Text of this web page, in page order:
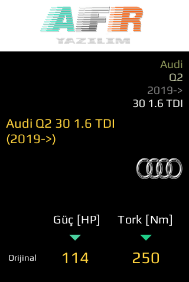
Audi
Q2
2019->
30 1.6 TDI
Audi Q2 30 1.6 TDI
(2019->)
Güç [HP] Tork [Nm]
Orijinal 114 250